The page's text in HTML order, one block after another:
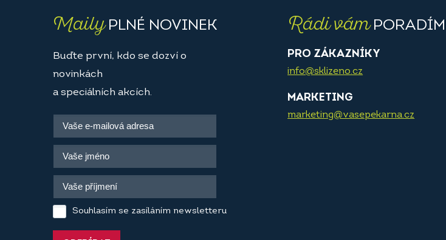
MailyPLNÉ NOVINEK
Buďte první, kdo se dozví o
novinkách
a speciálních akcích.
Souhlasím se zasíláním newsletteru
Rádi vám
PRO ZÁKAZNÍKY
info@sklizeno.cz
MARKETING
marketing@vasepekarna.cz